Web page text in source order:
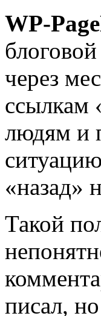
WP-
через
ссылкам
людям и
«назад»
Такой
писал,